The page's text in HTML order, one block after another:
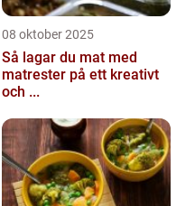
08 oktober 2025
Så lagar du mat med
matrester på ett kreativt
och ...